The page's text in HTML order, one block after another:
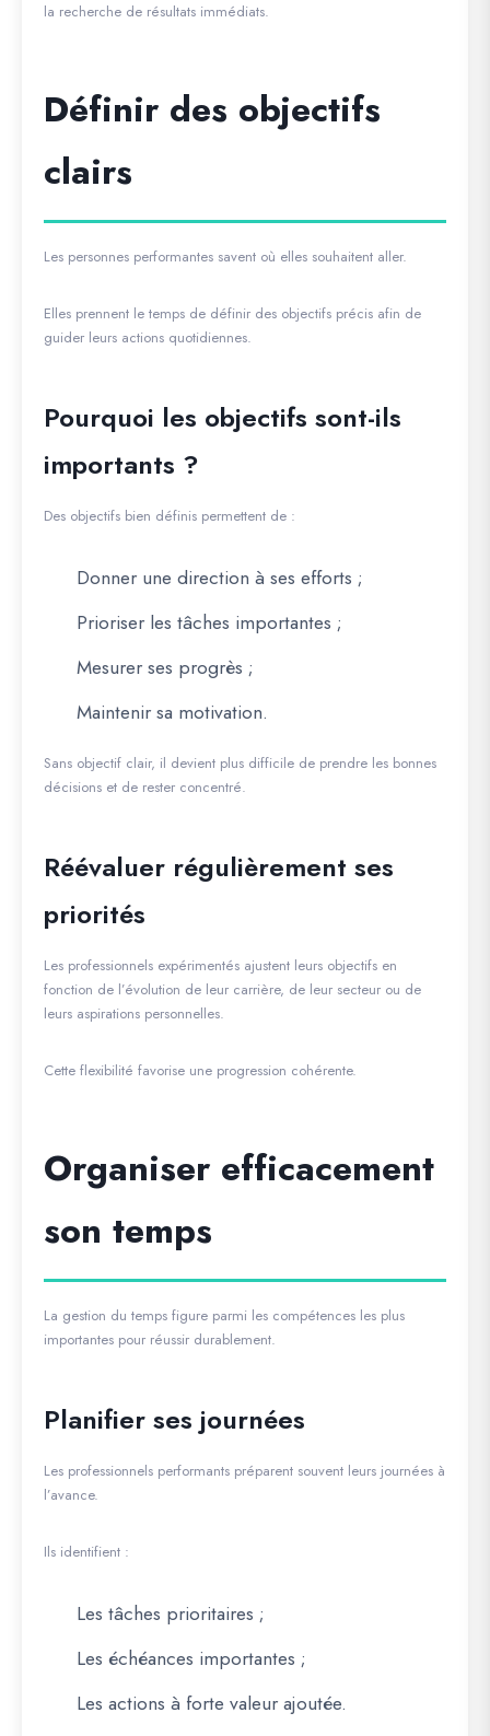
la recherche de résultats immédiats.
Définir des objectifs
clairs
Les personnes performantes savent où elles souhaitent aller.
Elles prennent le temps de définir des objectifs précis afin de
guider leurs actions quotidiennes.
Pourquoi les objectifs sont-ils
importants ?
Des objectifs bien définis permettent de :
Donner une direction à ses efforts ;
Prioriser les tâches importantes ;
Mesurer ses progrès ;
Maintenir sa motivation.
Sans objectif clair, il devient plus difficile de prendre les bonnes
décisions et de rester concentré.
Réévaluer régulièrement ses
priorités
Les professionnels expérimentés ajustent leurs objectifs en
fonction de l’évolution de leur carrière, de leur secteur ou de
leurs aspirations personnelles.
Cette flexibilité favorise une progression cohérente.
Organiser efficacement
son temps
La gestion du temps figure parmi les compétences les plus
importantes pour réussir durablement.
Planifier ses journées
Les professionnels performants préparent souvent leurs journées à
l’avance.
Ils identifient :
Les tâches prioritaires ;
Les échéances importantes ;
Les actions à forte valeur ajoutée.